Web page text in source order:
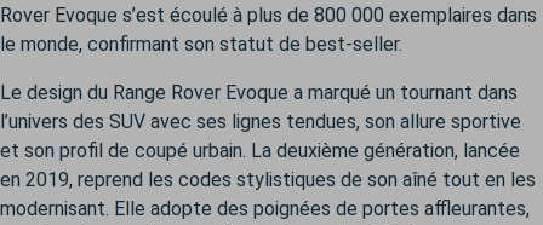
Rover Evoque s’est écoulé à plus de 800 000 exemplaires dans
le monde, confirmant son statut de best-seller.
Le design du Range Rover Evoque a marqué un tournant dans
l’univers des SUV avec ses lignes tendues, son allure sportive
et son profil de coupé urbain. La deuxième génération, lancée
en 2019, reprend les codes stylistiques de son aîné tout en les
modernisant. Elle adopte des poignées de portes affleurantes,